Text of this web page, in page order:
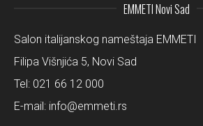
EMMETI Novi Sad
Salon italijanskog nameštaja EMMETI
Filipa Višnjića 5, Novi Sad
Tel: 021 66 12 000
E-mail: info@emmeti.rs